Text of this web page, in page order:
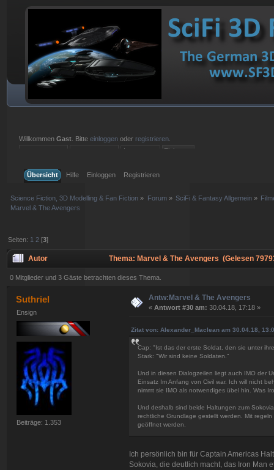
WillkommenGast . Bitteeinloggen oder registrieren
Übersicht
Hilfe Einloggen Registrieren
Science Fiction, 3D Modelling & Fan Fiction » Forum» SciFi & Fantasy Allgemein »
Marvel & The Avengers
Seiten: 1 2 [3]
Autor Thema: Marvel & The Avengers (Gelesen
0 Mitglieder und 3 Gäste betrachten dieses Thema.
Suthriel
Ensign
Beiträge: 1.353
Antw:Marvel & The Avengers
« Antwort #30 am: 30.04.18, 17:18 »
Zitat von: Alexander_Maclean am 30.04.18,
Cap: "Ist das der erste Soldat, den sie unter
Stark: "Wir sind keine Soldaten."
Und in diesen Dialogzeilen liegt auch IMO der
Einsatz Im Anfang von Civil war. Ich will nicht
nimmt sie IMO als notwendiges übel hin. Was
Und deshalb sind beide Haltungen zum
rechtliche Grundlage gestellt werden. Mit
geöffnet werden.
Ich persönlich bin für Captain Americas
Sokovia, die deutlich macht, das Iron Man